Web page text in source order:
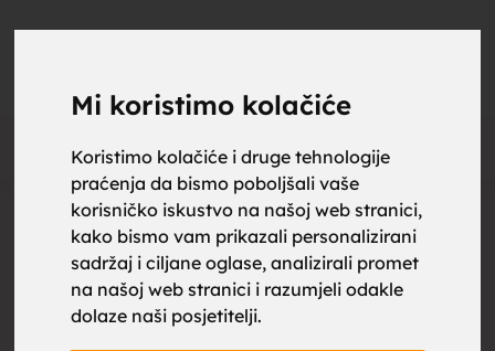
Mi koristimo kolačiće
Koristimo kolačiće i druge tehnologije
praćenja da bismo poboljšali vaše
korisničko iskustvo na našoj web stranici,
kako bismo vam prikazali personalizirani
sadržaj i ciljane oglase, analizirali promet
na našoj web stranici i razumjeli odakle
dolaze naši posjetitelji.
Oglas
upoznaj
za brak,